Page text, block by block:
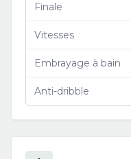
Finale
Vitesses
Embrayage à bain
Anti-dribble